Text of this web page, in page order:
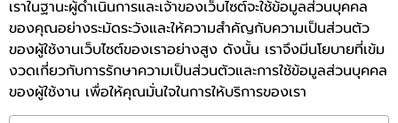
เราในฐานะผู้ดำเนินการและเจ้าของเว็บไซต์จะใช้ข้อมูลส่วนบุคคล
ของคุณอย่างระมัดระวังและให้ความสำคัญกับความเป็นส่วนตัว
ของผู้ใช้งานเว็บไซต์ของเราอย่างสูง ดังนั้น เราจึงมีนโยบายที่เข้ม
งวดเกี่ยวกับการรักษาความเป็นส่วนตัวและการใช้ข้อมูลส่วนบุคคล
ของผู้ใช้งาน เพื่อให้คุณมั่นใจในการให้บริการของเรา